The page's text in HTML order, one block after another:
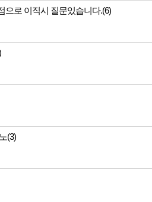
으로 이직시 질문있습니다.(6)
(3)